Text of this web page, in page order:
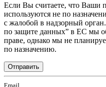
Если Вы считаете, что Ваши
используются не по
с жалобой в надзорный
по защите данных” в ЕС мы
праве, однако мы не
по назначению.
Отправить
Email